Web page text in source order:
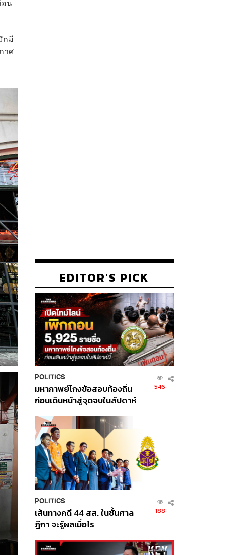
อน
กมี
าศ
EDITOR'S PICK
POLITICS
มหากาพย์โกงข้อสอบท้องถิ่น
ก่อนเดินหน้าสู่จุดจบในสัปดาห์
546
POLITICS
เส้นทางคดี 44 สส. ในชั้นศาล
ฎีกา จะรู้ผลเมื่อไร
188